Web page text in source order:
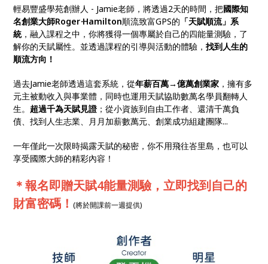
輕易豐盛學苑創辦人 - Jamie老師，將透過2天的時間，把國際知
名創業大師Roger·Hamilton順流致富GPS的 「天賦順流」系
統，融入課程之中，你將獲得一個專屬於自己的四能量測驗，了
解你的天賦屬性。並透過課程的引導與活動的體驗，找到人生的
順流方向！
過去Jamie老師透過這套系統，從年薪百萬→億萬創業家 ，擁有多
元主被動收入與事業體，同時也運用天賦協助數萬名學員翻轉人
生。 超過千為天賦見證；從小資族到自由工作者、還清千萬負
債、找到人生志業、月月加薪數萬元、創業成功組建團隊...
一年僅此一次限時揭露天賦的秘密，你不用飛往峇里島，也可以
享受國際大師的精彩內容！
＊報名即贈天賦4能量測驗，立即找到自己的
財富密碼！(將於開課前一週提供)